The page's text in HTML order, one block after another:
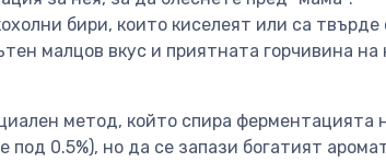
бири, които киселеят или са
малцов вкус и приятната горчивина на
метод, който спира ферментацията
под 0.5%), но да се запази богатият